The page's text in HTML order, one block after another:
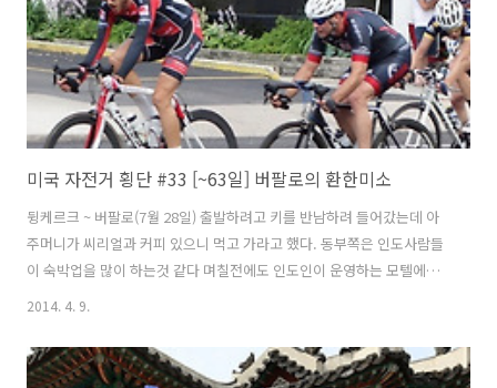
미국 자전거 횡단 #33 [~63일] 버팔로의 환한미소
뒹케르크 ~ 버팔로(7월 28일) 출발하려고 키를 반남하려 들어갔는데 아
주머니가 씨리얼과 커피 있으니 먹고 가라고 했다. 동부쪽은 인도사람들
이 숙박업을 많이 하는것 같다 며칠전에도 인도인이 운영하는 모텔에서
을 것 같다. 버팔로가 가까워지면서 이리호수와 근접해서 호수를 볼 수
있겠다는 생각으로 갔는데 하늘이 잔뜩 흐려 있다. 맑은 하늘과 호수가
2014. 4. 9.